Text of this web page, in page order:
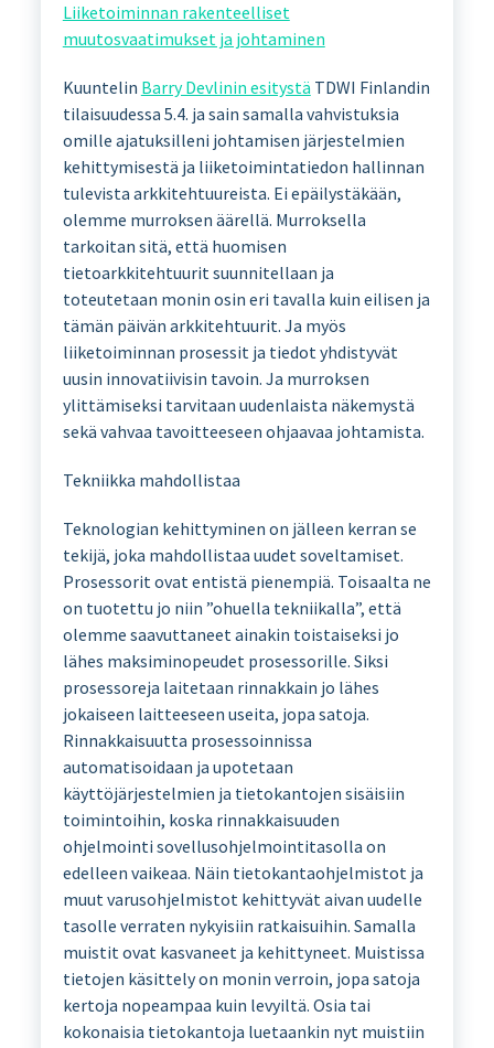
Liiketoiminnan rakenteelliset
muutosvaatimukset ja johtaminen
Kuuntelin Barry Devlinin esitystä TDWI Finlandin
tilaisuudessa 5.4. ja sain samalla vahvistuksia
omille ajatuksilleni johtamisen järjestelmien
kehittymisestä ja liiketoimintatiedon hallinnan
tulevista arkkitehtuureista. Ei epäilystäkään,
olemme murroksen äärellä. Murroksella
tarkoitan sitä, että huomisen
tietoarkkitehtuurit suunnitellaan ja
toteutetaan monin osin eri tavalla kuin eilisen ja
tämän päivän arkkitehtuurit. Ja myös
liiketoiminnan prosessit ja tiedot yhdistyvät
uusin innovatiivisin tavoin. Ja murroksen
ylittämiseksi tarvitaan uudenlaista näkemystä
sekä vahvaa tavoitteeseen ohjaavaa johtamista.
Tekniikka mahdollistaa
Teknologian kehittyminen on jälleen kerran se
tekijä, joka mahdollistaa uudet soveltamiset.
Prosessorit ovat entistä pienempiä. Toisaalta ne
on tuotettu jo niin ”ohuella tekniikalla”, että
olemme saavuttaneet ainakin toistaiseksi jo
lähes maksiminopeudet prosessorille. Siksi
prosessoreja laitetaan rinnakkain jo lähes
jokaiseen laitteeseen useita, jopa satoja.
Rinnakkaisuutta prosessoinnissa
automatisoidaan ja upotetaan
käyttöjärjestelmien ja tietokantojen sisäisiin
toimintoihin, koska rinnakkaisuuden
ohjelmointi sovellusohjelmointitasolla on
edelleen vaikeaa. Näin tietokantaohjelmistot ja
muut varusohjelmistot kehittyvät aivan uudelle
tasolle verraten nykyisiin ratkaisuihin. Samalla
muistit ovat kasvaneet ja kehittyneet. Muistissa
tietojen käsittely on monin verroin, jopa satoja
kertoja nopeampaa kuin levyiltä. Osia tai
kokonaisia tietokantoja luetaankin nyt muistiin